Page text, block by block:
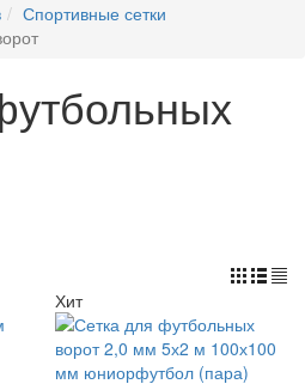
Спортивные сетки
Хит